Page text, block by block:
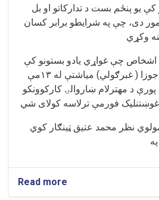
یو پنځم بست د تدارکاتو او بل
دی، چې په شرایطو برابر کسان
وکړي
اشخاص چې غواړي یادو بستونو کې
نوملینکه وکړي د روانې جوزا ( غبرګولي) میاشتې له ۱۳مې
۲۴مې نېټې پورې د مهترلام ښاروالۍ کارکوونکو
فورمې ترلاسه کولای شي
نظر محمد عتیق ټینګار کوي
Read more
مهترلام